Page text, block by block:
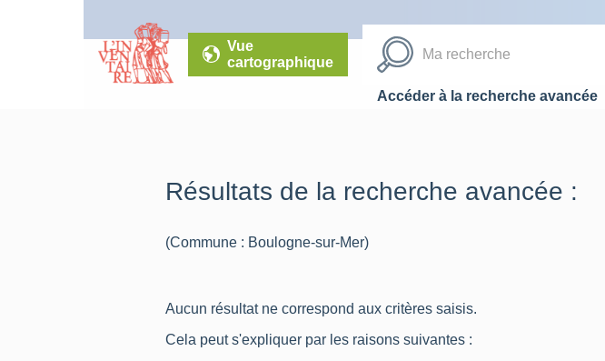
Vue
cartographique
Accéder à la recherche avancée
Résultats de la recherche avancée :
(Commune : Boulogne-sur-Mer)
Aucun résultat ne correspond aux critères saisis.
Cela peut s'expliquer par les raisons suivantes :